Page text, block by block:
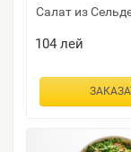
Салат из
104лей